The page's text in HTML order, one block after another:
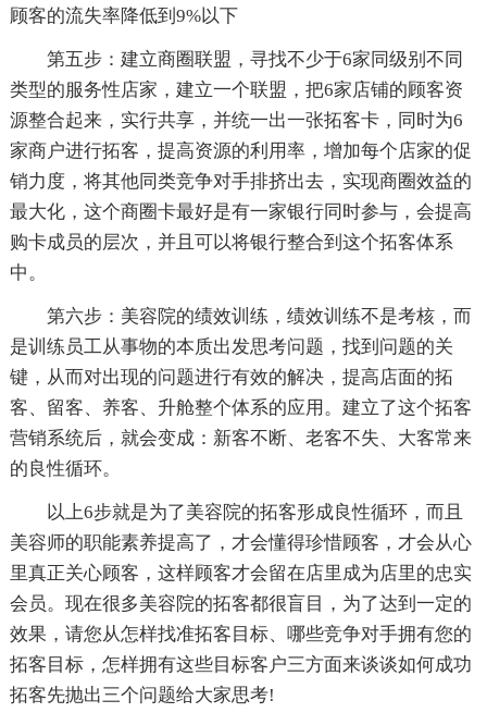
顾客的流失率降低到9%以下
第五步：建立商圈联盟，寻找不少于6家同级别不同
类型的服务性店家，建立一个联盟，把6家店铺的顾客资
源整合起来，实行共享，并统一出一张拓客卡，同时为6
家商户进行拓客，提高资源的利用率，增加每个店家的促
销力度，将其他同类竞争对手排挤出去，实现商圈效益的
最大化，这个商圈卡最好是有一家银行同时参与，会提高
购卡成员的层次，并且可以将银行整合到这个拓客体系
中。
第六步：美容院的绩效训练，绩效训练不是考核，而
是训练员工从事物的本质出发思考问题，找到问题的关
键，从而对出现的问题进行有效的解决，提高店面的拓
客、留客、养客、升舱整个体系的应用。建立了这个拓客
营销系统后，就会变成：新客不断、老客不失、大客常来
的良性循环。
以上6步就是为了美容院的拓客形成良性循环，而且
美容师的职能素养提高了，才会懂得珍惜顾客，才会从心
里真正关心顾客，这样顾客才会留在店里成为店里的忠实
会员。现在很多美容院的拓客都很盲目，为了达到一定的
效果，请您从怎样找准拓客目标、哪些竞争对手拥有您的
拓客目标，怎样拥有这些目标客户三方面来谈谈如何成功
拓客先抛出三个问题给大家思考!